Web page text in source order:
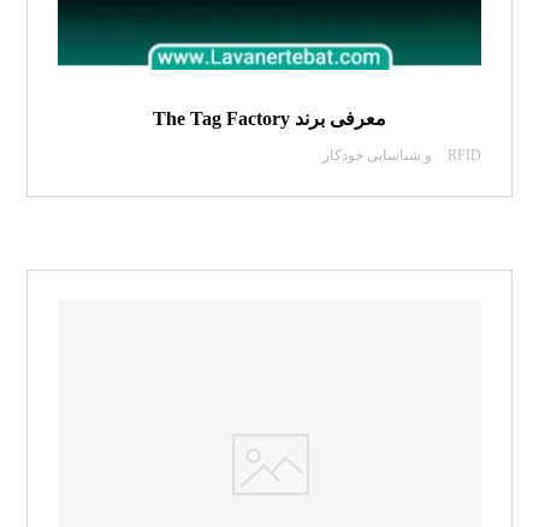
معرفی برند The Tag Factory
RFID و شناسایی خودکار